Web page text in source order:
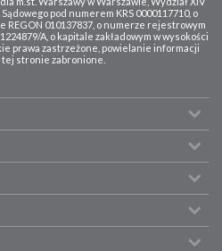
pod numerem KRS 0000117710, o
REGON 010137837, o numerze rejestrowym
A, o kapitale zakładowym w wysokości
prawa zastrzeżone, powielanie informacji
stronie zabronione.